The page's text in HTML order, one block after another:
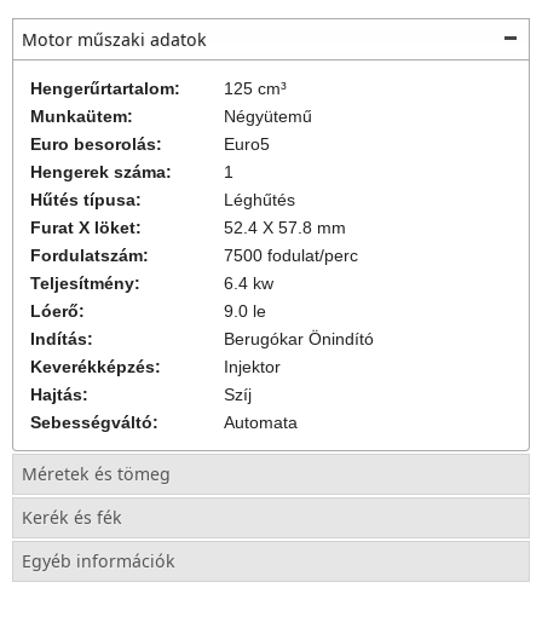
Cégünk hivatalosKeewaymárkakereskedés, így a
motorokkal
rendelkezésére állunk motorkereskedésünkben, garanciális és
kérdésekben is keressen bizalommal.
A(z)KeewayF-ACT EVO 125i 4T E5 műszaki adatokat a
adatok, a kerék méreteket a kerék és fék, véleményeket és teszteket,
valamint a kezelési és szerelési útmutatót azegyéb információk
találod.
KeewayF-ACT EVO 125i 4T E5 alkatrészek,akkumulátor
gumi, izzó, lámpa, kipufogó, csomagtartó doboz, elektronikai, futómű
és fék alkatrész, kilométeróra motorkerékpár kereskedésünkben
folyamatosan kapható.
Motor műszaki adatok
Hengerűrtartalom:
125 cm³
Munkaütem:
Négyütemű
Euro besorolás:
Euro5
Hengerek száma:
1
Hűtés típusa:
Léghűtés
Furat X löket:
52.4 X 57.8 mm
Fordulatszám:
7500 fodulat/perc
Teljesítmény:
6.4 kw
Lóerő:
9.0 le
Indítás:
Berugókar Önindító
Keverékképzés:
Injektor
Hajtás:
Szíj
Sebességváltó:
Automata
Méretek és tömeg
Kerék és fék
Egyéb információk